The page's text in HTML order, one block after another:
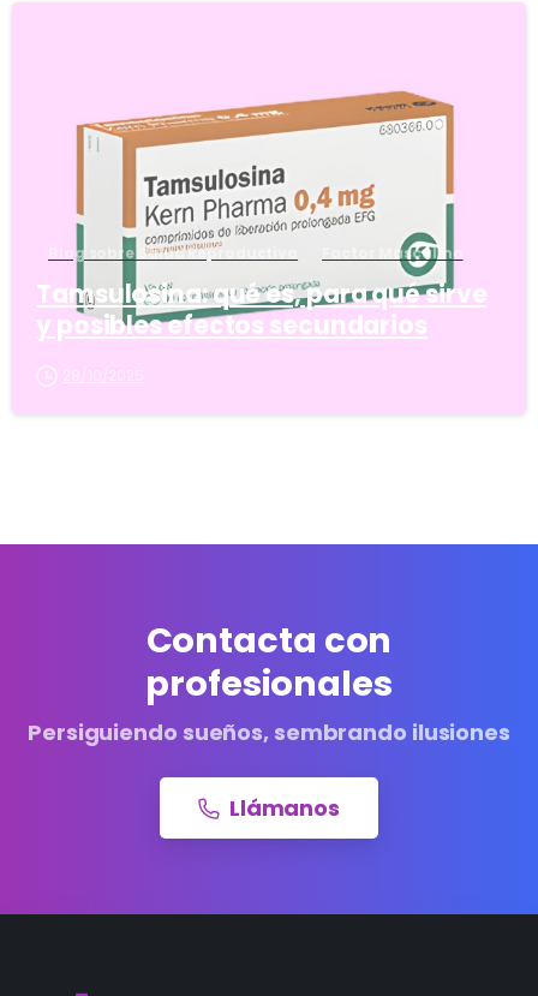
Blog sobre Salud Reproductiva Factor Masculino
Tamsulosina: qué es, para qué sirve
y posibles efectos secundarios
28/10/2025
Contacta con
profesionales
Persiguiendo sueños, sembrando ilusiones
Llámanos